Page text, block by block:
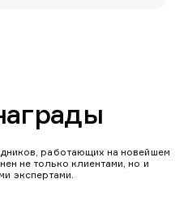
работающих на новейшем
не только клиентами, но и
экспертами.